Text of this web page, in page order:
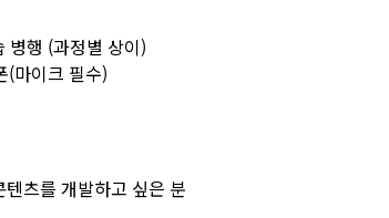
병행 (과정별 상이)
(마이크 필수)
츠를 개발하고 싶은 분